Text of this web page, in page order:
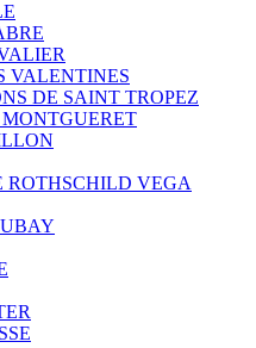
VALENTINES
DE SAINT TROPEZ
ROTHSCHILD VEGA